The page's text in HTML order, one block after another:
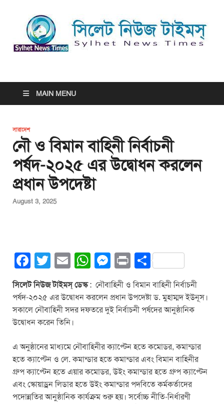
সিলেট নিউজ টাইমস্ | Sylhet
News Times
MAIN MENU
সারাদেশ
নৌ ও বিমান বাহিনী নির্বাচনী
পর্ষদ-২০২৫ এর উদ্বোধন করলেন
প্রধান উপদেষ্টা
August 3, 2025
F
a
c
e
b
o
o
k
T
wi
tt
er
E
m
ail
W
h
at
s
p
p
M
e
ss
e
g
er
Pr
in
t
S
h
ar
e
সিলেট নিউজ টাইমস্ ডেস্ক: নৌবাহিনী ও বিমান বাহিনী নির্বাচনী
পর্ষদ-২০২৫ এর উদ্বোধন করলেন প্রধান উপদেষ্টা ড. মুহাম্মদ ইউনূস।
সকালে নৌবাহিনী সদর দফতরে দুই নির্বাচনী পর্ষদের আনুষ্ঠানিক
উদ্বোধন করেন তিনি।
এ অনুষ্ঠানের মাধ্যমে নৌবাহিনীর ক্যাপ্টেন হতে কমোডর, কমান্ডার
হতে ক্যাপ্টেন ও লে. কমান্ডার হতে কমান্ডার এবং বিমান বাহিনীর
গ্রুপ ক্যাপ্টেন হতে এয়ার কমোডর, উইং কমান্ডার হতে গ্রুপ ক্যাপ্টেন
এবং স্কোয়াড্রন লিডার হতে উইং কমান্ডার পদবিতে কর্মকর্তাদের
পদোন্নতির আনুষ্ঠানিক কার্যক্রম শুরু হয়। সর্বোচ্চ নীতি-নির্ধারণী